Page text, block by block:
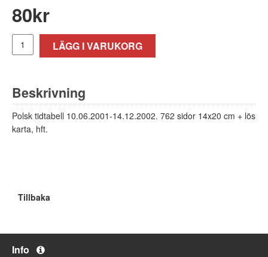
80kr
LÄGG I VARUKORG
Beskrivning
Polsk tidtabell 10.06.2001-14.12.2002. 762 sidor 14x20 cm + lös
karta, hft.
Tillbaka
Info